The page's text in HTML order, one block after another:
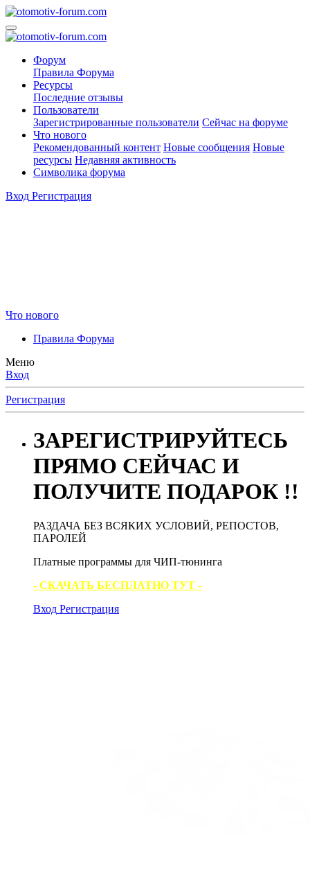
Форум
Правила Форума
Ресурсы
Последние отзывы
Пользователи
Зарегистрированные пользователи Сейчас на форуме
Что нового
Рекомендованный контент Новые сообщения Новые
ресурсы Недавняя активность
Символика форума
Вход Регистрация
Что нового
Правила Форума
Меню
Вход
Регистрация
ЗАРЕГИСТРИРУЙТЕСЬ
ПРЯМО СЕЙЧАС И
ПОЛУЧИТЕ ПОДАРОК !!
РАЗДАЧА БЕЗ ВСЯКИХ УСЛОВИЙ, РЕПОСТОВ,
ПАРОЛЕЙ
Платные программы для ЧИП-тюнинга
- СКАЧАТЬ БЕСПЛАТНО ТУТ -
Вход Регистрация